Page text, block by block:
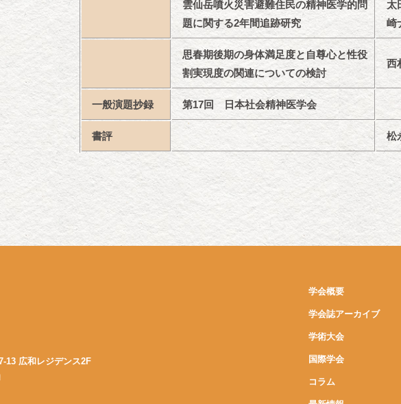
雲仙岳噴火災害避難住民の精神医学的問
題に関する2年間追跡研究
太
崎
思春期後期の身体満足度と自尊心と性役
割実現度の関連についての検討
西
一般演題抄録 第17回 日本社会精神医学会
書評 松
13 広和レジデンス2F
学会概要
学会誌アーカイブ
学術大会
国際学会
コラム